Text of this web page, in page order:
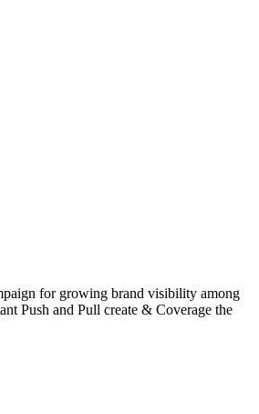
for growing brand visibility among
Push and Pull create & Coverage the